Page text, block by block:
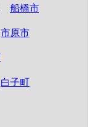
船橋市
市原市
白子町